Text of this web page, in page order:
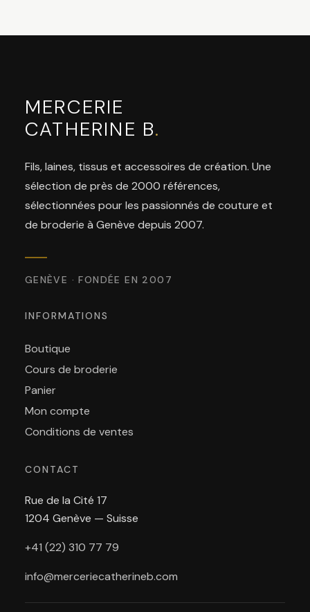
MERCERIE
CATHERINE B.
Fils, laines, tissus et accessoires de création. Une
sélection de près de 2000 références,
sélectionnées pour les passionnés de couture et
de broderie à Genève depuis 2007.
GENÈVE · FONDÉE EN 2007
INFORMATIONS
Boutique
Cours de broderie
Panier
Mon compte
Conditions de ventes
CONTACT
Rue de la Cité 17
1204 Genève — Suisse
+41 (22) 310 77 79
info@merceriecatherineb.com